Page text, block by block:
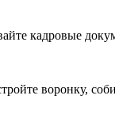
кадровые
воронку,